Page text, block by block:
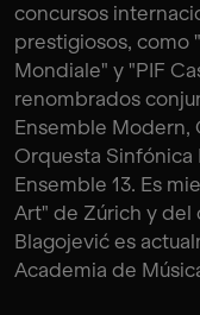
concursos
prestigiosos, como
Mondiale" y "PIF
renombrados
Ensemble Modern,
Orquesta Sinfónica
Ensemble 13. Es
Art" de Zúrich y del
Blagojević es
Academia de